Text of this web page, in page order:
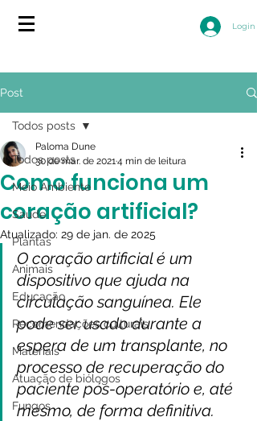
Login
Post
Todos posts
Meio Ambiente
Saúde
Plantas
Animais
Educação
Recomendações culturais
Materiais
Atuação de biólogos
Fungos
Todos posts
Como funciona um
coração artificial?
Paloma Dune
30 de mar. de 20214 min de leitura
Atualizado: 29 de jan. de 2025
O coração artificial é um
dispositivo que ajuda na
circulação sanguínea. Ele
pode ser usado durante a
espera de um transplante, no
processo de recuperação do
paciente pós-operatório e, até
mesmo, de forma definitiva.